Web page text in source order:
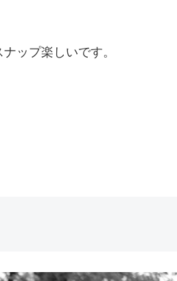
ップ楽しいです。